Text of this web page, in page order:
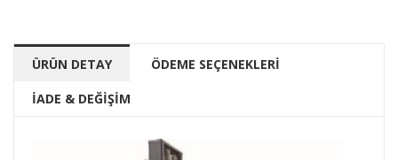
ÜRÜN DETAY ÖDEME SEÇENEKLERİ
İADE & DEĞİŞİM